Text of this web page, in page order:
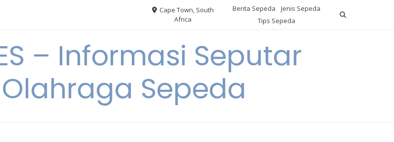
Cape Town, South
Africa
Berita Sepeda
Jenis Sepeda
Tips Sepeda
– Informasi Seputar
Sepeda